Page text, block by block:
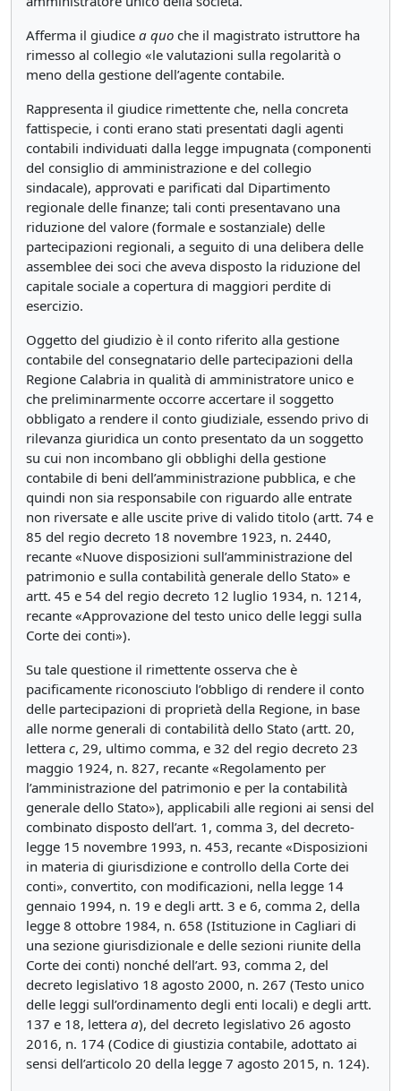
Afferma il giudice a quo che il magistrato istruttore ha
rimesso al collegio «le valutazioni sulla regolarità o
meno della gestione dell’agente contabile.
Rappresenta il giudice rimettente che, nella concreta
fattispecie, i conti erano stati presentati dagli agenti
contabili individuati dalla legge impugnata (componenti
del consiglio di amministrazione e del collegio
sindacale), approvati e parificati dal Dipartimento
regionale delle finanze; tali conti presentavano una
riduzione del valore (formale e sostanziale) delle
partecipazioni regionali, a seguito di una delibera delle
assemblee dei soci che aveva disposto la riduzione del
capitale sociale a copertura di maggiori perdite di
esercizio.
Oggetto del giudizio è il conto riferito alla gestione
contabile del consegnatario delle partecipazioni della
Regione Calabria in qualità di amministratore unico e
che preliminarmente occorre accertare il soggetto
obbligato a rendere il conto giudiziale, essendo privo di
rilevanza giuridica un conto presentato da un soggetto
su cui non incombano gli obblighi della gestione
contabile di beni dell’amministrazione pubblica, e che
quindi non sia responsabile con riguardo alle entrate
non riversate e alle uscite prive di valido titolo (artt. 74 e
85 del regio decreto 18 novembre 1923, n. 2440,
recante «Nuove disposizioni sull’amministrazione del
patrimonio e sulla contabilità generale dello Stato» e
artt. 45 e 54 del regio decreto 12 luglio 1934, n. 1214,
recante «Approvazione del testo unico delle leggi sulla
Corte dei conti»).
Su tale questione il rimettente osserva che è
pacificamente riconosciuto l’obbligo di rendere il conto
delle partecipazioni di proprietà della Regione, in base
alle norme generali di contabilità dello Stato (artt. 20,
lettera c, 29, ultimo comma, e 32 del regio decreto 23
maggio 1924, n. 827, recante «Regolamento per
l’amministrazione del patrimonio e per la contabilità
generale dello Stato»), applicabili alle regioni ai sensi del
combinato disposto dell’art. 1, comma 3, del decreto-
legge 15 novembre 1993, n. 453, recante «Disposizioni
in materia di giurisdizione e controllo della Corte dei
conti», convertito, con modificazioni, nella legge 14
gennaio 1994, n. 19 e degli artt. 3 e 6, comma 2, della
legge 8 ottobre 1984, n. 658 (Istituzione in Cagliari di
una sezione giurisdizionale e delle sezioni riunite della
Corte dei conti) nonché dell’art. 93, comma 2, del
decreto legislativo 18 agosto 2000, n. 267 (Testo unico
delle leggi sull’ordinamento degli enti locali) e degli artt.
137 e 18, lettera a), del decreto legislativo 26 agosto
2016, n. 174 (Codice di giustizia contabile, adottato ai
sensi dell’articolo 20 della legge 7 agosto 2015, n. 124).